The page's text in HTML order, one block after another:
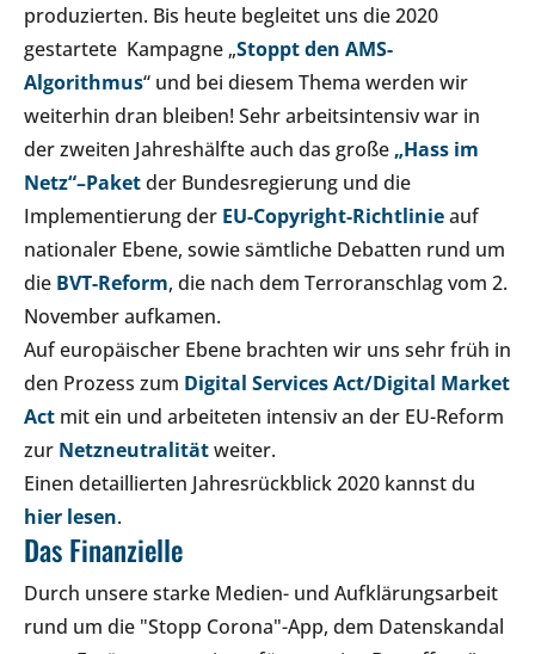
produzierten. Bis heute begleitet uns die 2020
gestartete Kampagne „Stoppt den AMS-
Algorithmus“ und bei diesem Thema werden wir
weiterhin dran bleiben! Sehr arbeitsintensiv war in
der zweiten Jahreshälfte auch das große „Hass im
Netz“–Paketder Bundesregierung und die
Implementierung der EU-Copyright-Richtlinieauf
nationaler Ebene, sowie sämtliche Debatten rund um
die BVT-Reform, die nach dem Terroranschlag vom 2.
November aufkamen.
Auf europäischer Ebene brachten wir uns sehr früh in
den Prozess zum Digital Services Act/Digital Market
Act mit ein und arbeiteten intensiv an der EU-Reform
zur Netzneutralitätweiter.
Einen detaillierten Jahresrückblick 2020 kannst du
hier lesen.
Das Finanzielle
Durch unsere starke Medien- und Aufklärungsarbeit
rund um die "Stopp Corona"-App, dem Datenskandal